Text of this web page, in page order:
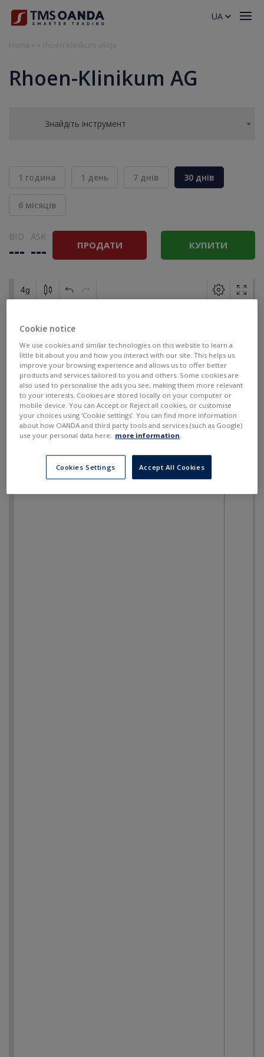
Rhoen-Klinikum AG
Знайдіть інструмент
1 година 1 день 7 днів 30 днів
6 місяців
BID
---
ASK
--- ПРОДАТИ КУПИТИ
UA
Cookie notice
We use cookies and similar technologies on this website to learn a
little bit about you and how you interact with our site. This helps us
improve your browsing experience and allows us to offer better
products and services tailored to you and others. Some cookies are
also used to personalise the ads you see, making them more relevant
to your interests. Cookies are stored locally on your computer or
mobile device. You can Accept or Reject all cookies, or customise
your choices using ‘Cookie settings’. You can find more information
about how OANDA and third party tools and services (such as Google)
use your personal data here: more information.
Cookies Settings Accept All Cookies